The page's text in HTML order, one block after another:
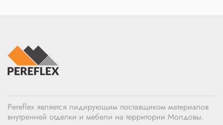
Pereflex является лидирующим поставщиком материалов
внутренней отделки и мебели на территории Молдовы.